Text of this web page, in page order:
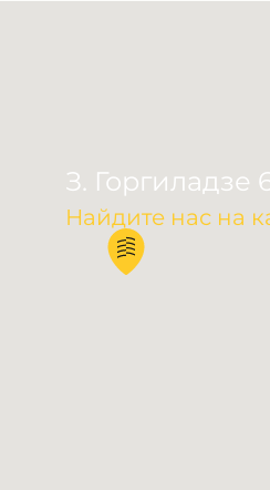
З. Горгиладзе
Найдите нас на